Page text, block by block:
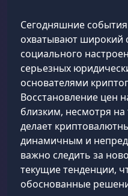
Сегодняшние
охватывают широкий
социального
серьезных
основателями
Восстановление цен
близким, несмотря
делает
динамичным и
важно следить за
текущие тенденции,
обоснованные